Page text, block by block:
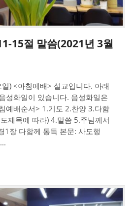
15절 말씀(2021년 3월
) <아침예배> 설교입니다. 아래
성화일이 있습니다. 음성화일은
예배순서> 1.기도 2.찬양 3.다함
제목에 따라) 4.말씀 5.주님께서
1장 다함께 통독 본문: 사도행